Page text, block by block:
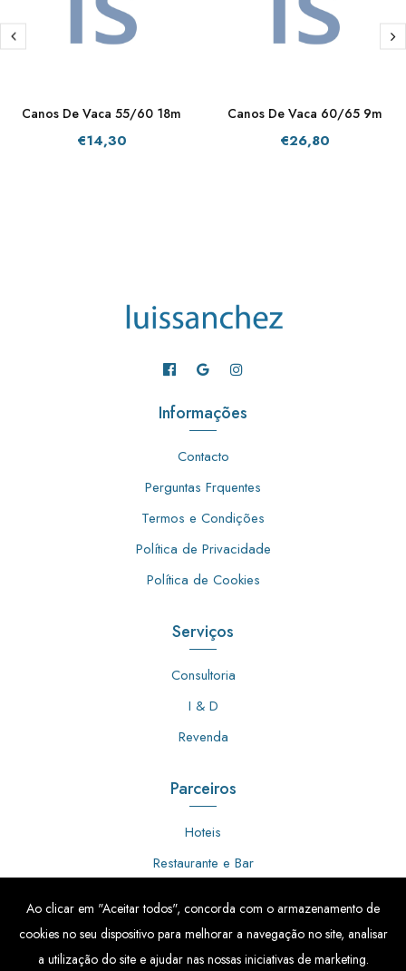
Canos De Vaca 55/60 18m
€14,30
Canos De Vaca 60/65 9m
€26,80
Informações
Contacto
Perguntas Frquentes
Termos e Condições
Política de Privacidade
Política de Cookies
Serviços
Consultoria
I & D
Revenda
Parceiros
Hoteis
Restaurante e Bar
Talhos
Indústria Alimentar
Ao clicar em "Aceitar todos", concorda com o armazenamento de
cookies no seu dispositivo para melhorar a navegação no site, analisar
a utilização do site e ajudar nas nossas iniciativas de marketing.